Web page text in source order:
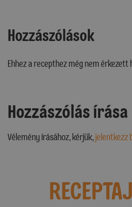
Hozzászólások
Ehhez a recepthez még nem érkezett
Hozzászólás írása
Vélemény írásához, kérjük,jelentkezz